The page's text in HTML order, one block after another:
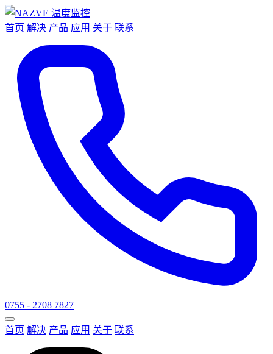
首页 解决 产品 应用 关于 联系
0755 - 2708 7827
首页 解决 产品 应用 关于 联系